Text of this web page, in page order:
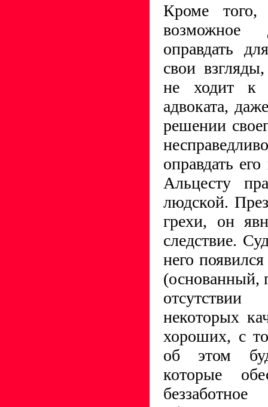
Кроме
оправдать
свои
не ходит к
адвоката,
решении
оправдать
Альцесту
людской.
грехи, он
следствие.
него
(основанный,
некоторых
хороших, с
об этом
которые